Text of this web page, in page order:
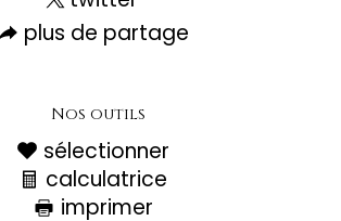
plus de partage
Nos outils
sélectionner
calculatrice
imprimer